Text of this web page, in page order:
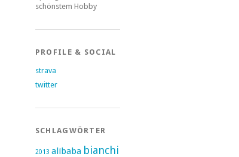
schönstem Hobby
PROFILE & SOCIAL
strava
twitter
SCHLAGWÖRTER
2013 alibaba bianchi